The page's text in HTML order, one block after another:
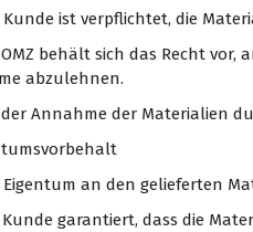
Kunde ist verpflichtet, die
OMZ behält sich das Recht
abzulehnen.
der Annahme der Materialien
Eigentum an den gelieferten
Kunde garantiert, dass die